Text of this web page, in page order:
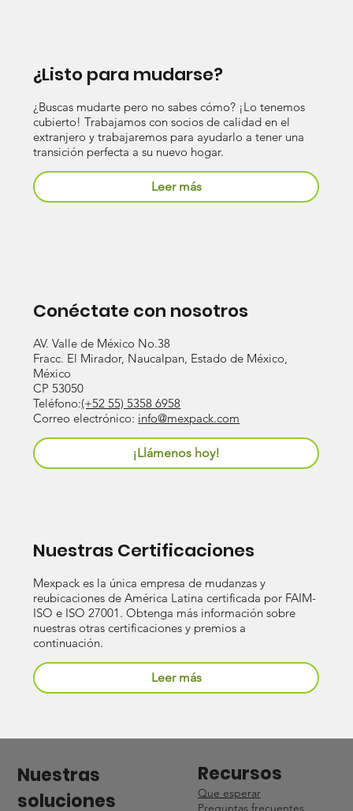
¿Listo para mudarse?
Leer más
¿Buscas mudarte pero no sabes cómo? ¡Lo tenemos
cubierto! Trabajamos con socios de calidad en el
extranjero y trabajaremos para ayudarlo a tener una
transición perfecta a su nuevo hogar.
Conéctate con nosotros
¡Llámenos hoy!
AV. Valle de México No.38
Fracc. El Mirador, Naucalpan, Estado de México,
México
CP 53050
Teléfono:(+52 55) 5358 6958
Correo electrónico: info@mexpack.com
Nuestras Certificaciones
Leer más
Mexpack es la única empresa de mudanzas y
reubicaciones de América Latina certificada por FAIM-
ISO e ISO 27001. Obtenga más información sobre
nuestras otras certificaciones y premios a
continuación.
Nuestras
soluciones
Recursos
Que esperar
Preguntas frecuentes